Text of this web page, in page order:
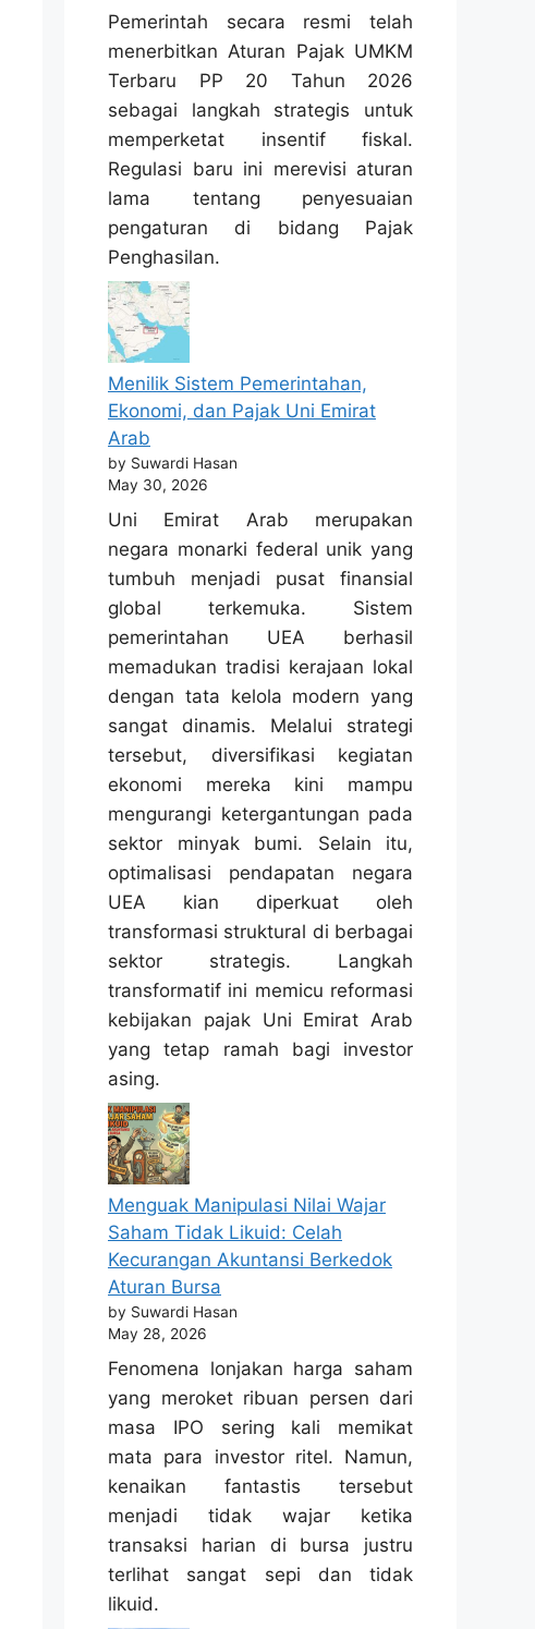
Pemerintah secara resmi telah
menerbitkan Aturan Pajak UMKM
Terbaru PP 20 Tahun 2026
sebagai langkah strategis untuk
memperketat insentif fiskal.
Regulasi baru ini merevisi aturan
lama tentang penyesuaian
pengaturan di bidang Pajak
Penghasilan.
Menilik Sistem Pemerintahan,
Ekonomi, dan Pajak Uni Emirat
Arab
by Suwardi Hasan
May 30, 2026
Uni Emirat Arab merupakan
negara monarki federal unik yang
tumbuh menjadi pusat finansial
global terkemuka. Sistem
pemerintahan UEA berhasil
memadukan tradisi kerajaan lokal
dengan tata kelola modern yang
sangat dinamis. Melalui strategi
tersebut, diversifikasi kegiatan
ekonomi mereka kini mampu
mengurangi ketergantungan pada
sektor minyak bumi. Selain itu,
optimalisasi pendapatan negara
UEA kian diperkuat oleh
transformasi struktural di berbagai
sektor strategis. Langkah
transformatif ini memicu reformasi
kebijakan pajak Uni Emirat Arab
yang tetap ramah bagi investor
asing.
Menguak Manipulasi Nilai Wajar
Saham Tidak Likuid: Celah
Kecurangan Akuntansi Berkedok
Aturan Bursa
by Suwardi Hasan
May 28, 2026
Fenomena lonjakan harga saham
yang meroket ribuan persen dari
masa IPO sering kali memikat
mata para investor ritel. Namun,
kenaikan fantastis tersebut
menjadi tidak wajar ketika
transaksi harian di bursa justru
terlihat sangat sepi dan tidak
likuid.